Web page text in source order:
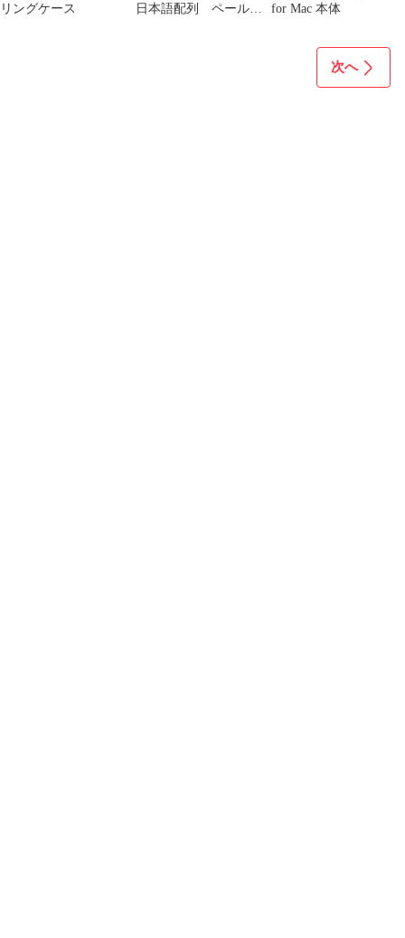
リングケース
日本語配列 ペールグ
for Mac 本体
次へ